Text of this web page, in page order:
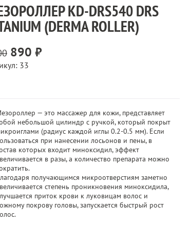
KD-DRS540 DRS
(DERMA ROLLER)
890 ₽
33
— это массажер для кожи, представляет
небольшой цилиндр с ручкой, который покрыт
(радиус каждой иглы 0.2-0.5 мм). Если
при нанесении лосьонов и пены, в
которых входит миноксидил, эффект
в разы, а количество препарата можно
получающимся микроотверстиям заметно
степень проникновения миноксидила,
приток крови к луковицам волос и
покрову головы, запускается быстрый рост